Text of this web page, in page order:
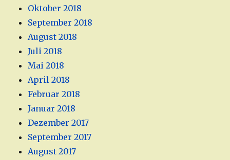
Oktober 2018
September 2018
August 2018
Juli 2018
Mai 2018
April 2018
Februar 2018
Januar 2018
Dezember 2017
September 2017
August 2017